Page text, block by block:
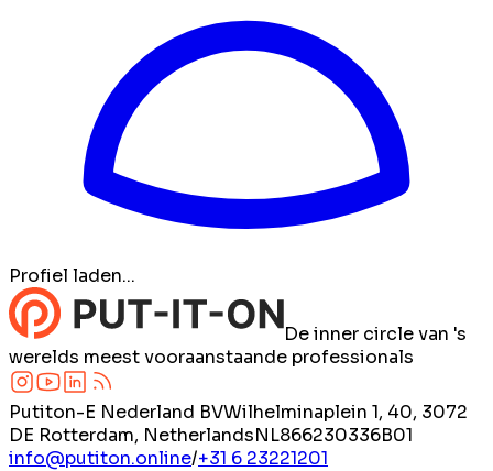
Profiel laden...
De inner circle van 's
werelds meest vooraanstaande professionals
Putiton-E Nederland BVWilhelminaplein 1, 40, 3072
DE Rotterdam, NetherlandsNL866230336B01
info@putiton.online/+31 6 23221201